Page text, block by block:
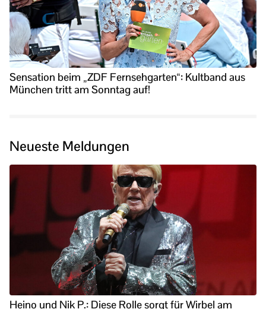
Sensation beim „ZDF Fernsehgarten“: Kultband aus
München tritt am Sonntag auf!
Neueste Meldungen
Heino und Nik P.: Diese Rolle sorgt für Wirbel am